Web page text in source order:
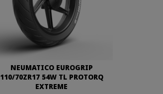
NEUMATICO EUROGRIP
110/70ZR17 54W TL PROTORQ
EXTREME